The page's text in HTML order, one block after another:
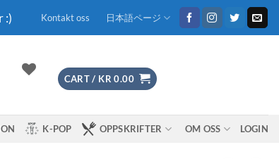
:) Kontakt oss 日本語ページ
CART / KR 0.00
K-POP OPPSKRIFTER OM OSS LOGIN